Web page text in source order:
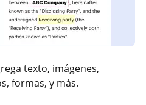
texto, imágenes,
formas, y más.